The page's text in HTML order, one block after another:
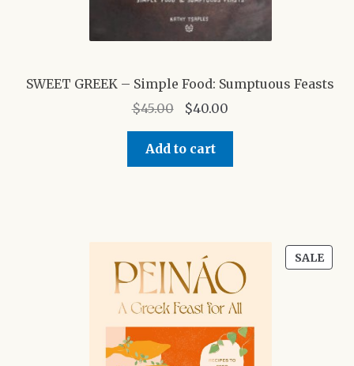
SWEET GREEK – Simple Food: Sumptuous Feasts
$45.00
Original
was:
$45.00.
$40.00
$40.00.
Add to cart
SALE
ON